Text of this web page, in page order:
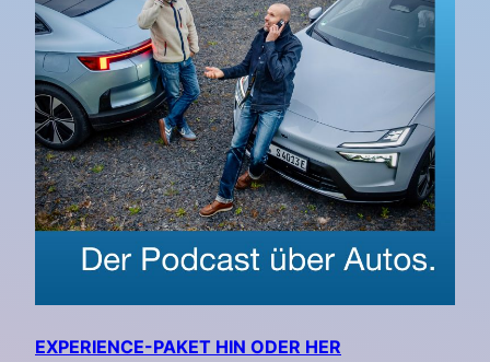
EXPERIENCE-PAKET HIN ODER HER